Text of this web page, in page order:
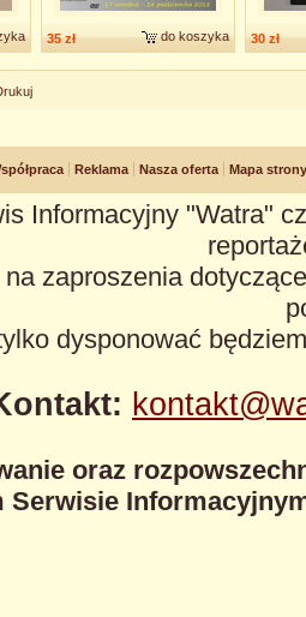
35 zł do koszyka 30 zł
Reklama Nasza oferta Mapa strony
Informacyjny "Watra"
zaproszenia
dysponować
oraz
Serwisie